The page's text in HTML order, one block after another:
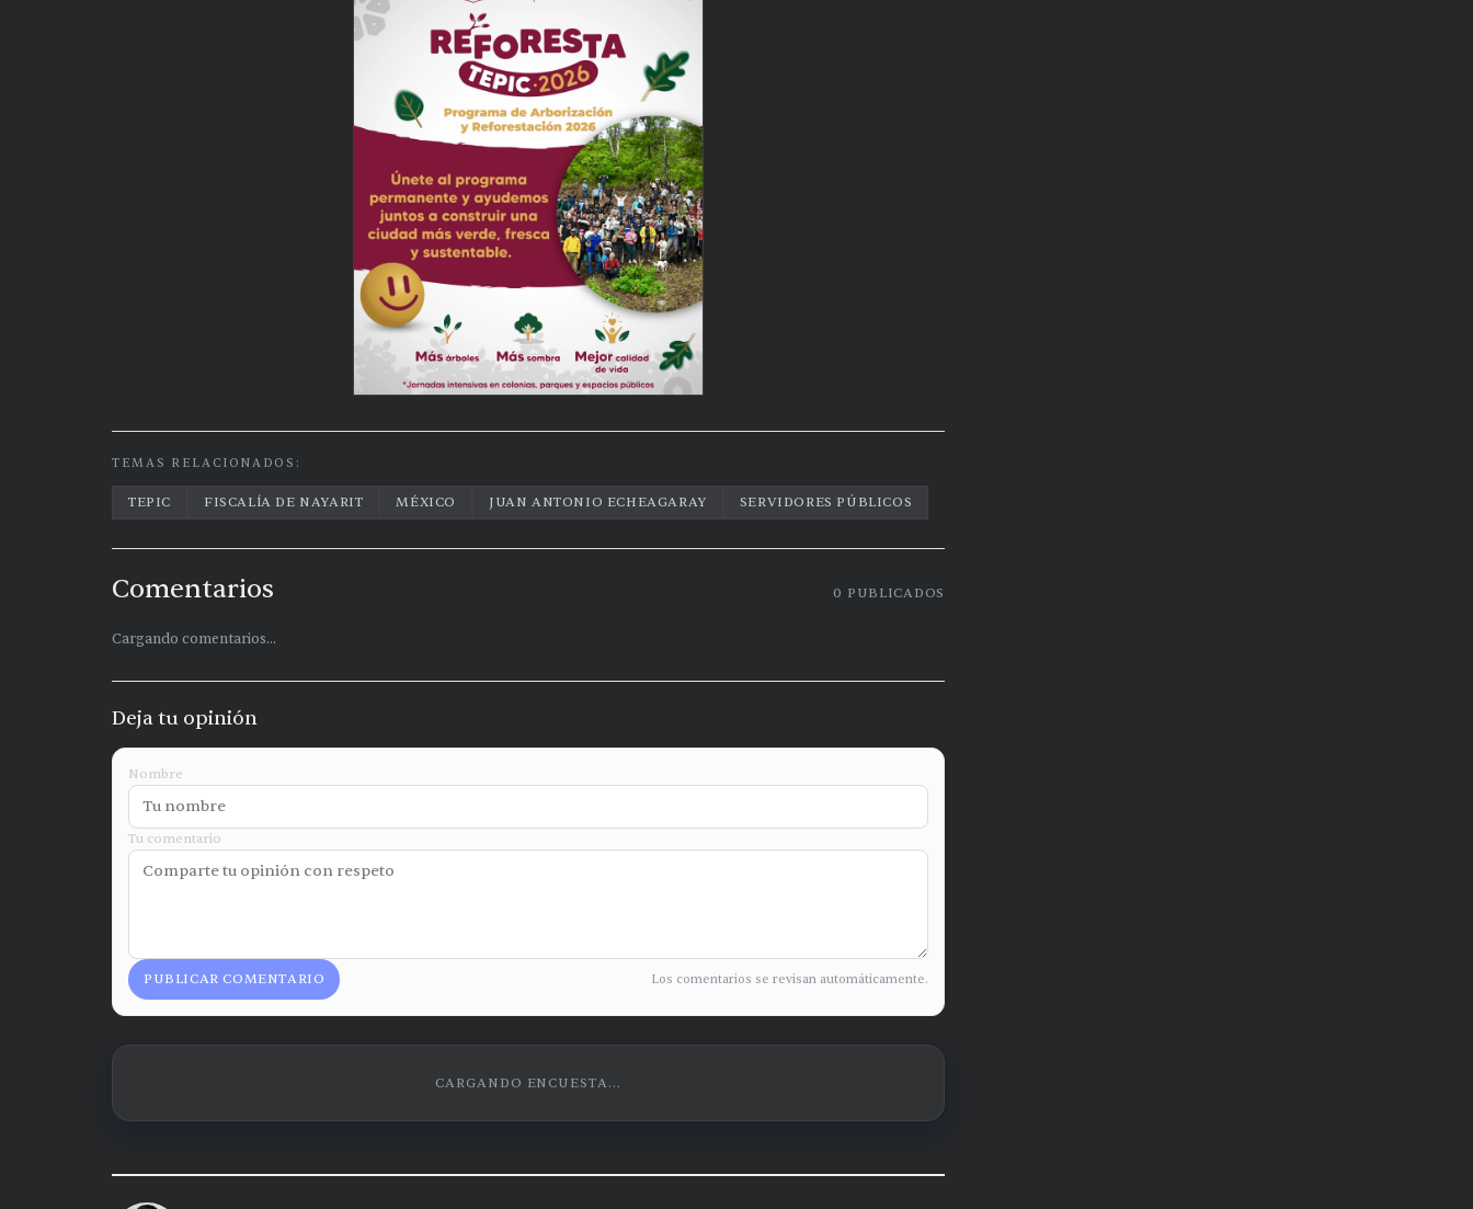
TEMAS RELACIONADOS:
TEPIC FISCALÍA DE NAYARIT MÉXICO JUAN ANTONIO ECHEAGARAY SERVIDORES PÚBLICOS
Comentarios 0 PUBLICADOS
Cargando comentarios...
Deja tu opinión
Nombre
Tu comentario
PUBLICAR COMENTARIO Los comentarios se revisan automáticamente.
CARGANDO ENCUESTA...